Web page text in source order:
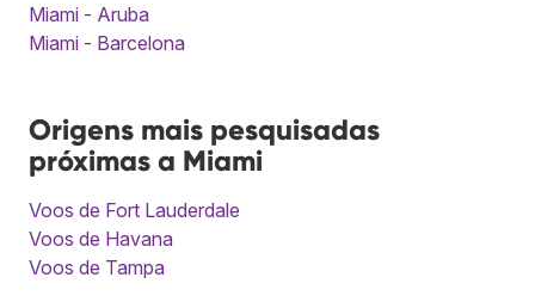
Miami - Aruba
Miami - Barcelona
Origens mais pesquisadas
próximas a Miami
Voos de Fort Lauderdale
Voos de Havana
Voos de Tampa